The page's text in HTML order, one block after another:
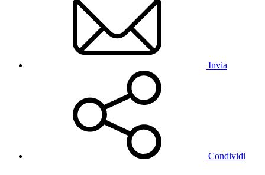
Invia
Condividi